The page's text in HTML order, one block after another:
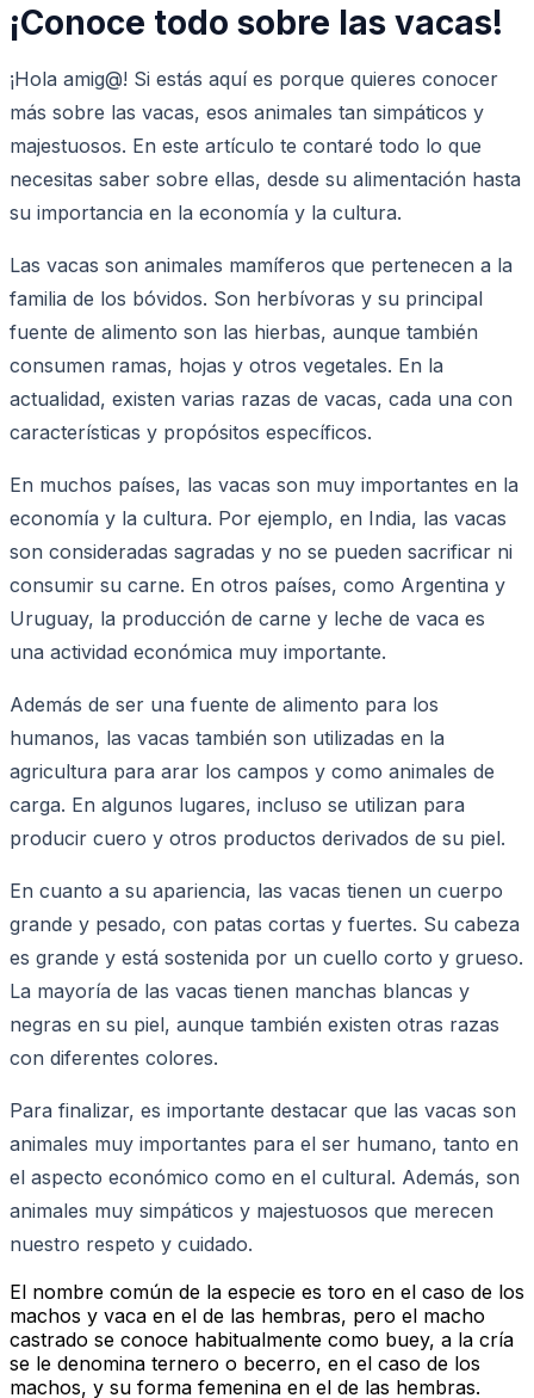
¡Conoce todo sobre las vacas!
¡Hola amig@! Si estás aquí es porque quieres conocer
más sobre las vacas, esos animales tan simpáticos y
majestuosos. En este artículo te contaré todo lo que
necesitas saber sobre ellas, desde su alimentación hasta
su importancia en la economía y la cultura.
Las vacas son animales mamíferos que pertenecen a la
familia de los bóvidos. Son herbívoras y su principal
fuente de alimento son las hierbas, aunque también
consumen ramas, hojas y otros vegetales. En la
actualidad, existen varias razas de vacas, cada una con
características y propósitos específicos.
En muchos países, las vacas son muy importantes en la
economía y la cultura. Por ejemplo, en India, las vacas
son consideradas sagradas y no se pueden sacrificar ni
consumir su carne. En otros países, como Argentina y
Uruguay, la producción de carne y leche de vaca es
una actividad económica muy importante.
Además de ser una fuente de alimento para los
humanos, las vacas también son utilizadas en la
agricultura para arar los campos y como animales de
carga. En algunos lugares, incluso se utilizan para
producir cuero y otros productos derivados de su piel.
En cuanto a su apariencia, las vacas tienen un cuerpo
grande y pesado, con patas cortas y fuertes. Su cabeza
es grande y está sostenida por un cuello corto y grueso.
La mayoría de las vacas tienen manchas blancas y
negras en su piel, aunque también existen otras razas
con diferentes colores.
Para finalizar, es importante destacar que las vacas son
animales muy importantes para el ser humano, tanto en
el aspecto económico como en el cultural. Además, son
animales muy simpáticos y majestuosos que merecen
nuestro respeto y cuidado.
El nombre común de la especie es toro en el caso de los
machos y vaca en el de las hembras, pero el macho
castrado se conoce habitualmente como buey, a la cría
se le denomina ternero o becerro, en el caso de los
machos, y su forma femenina en el de las hembras.